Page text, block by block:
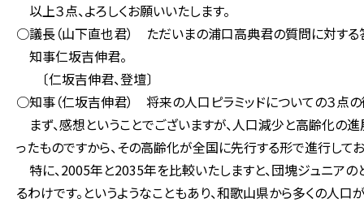
以上３点、よろしくお願いいたします。
○議長（山下直也君） ただいまの浦口高典君の質問に対する
知事仁坂吉伸君。
〔仁坂吉伸君、登壇〕
○知事（仁坂吉伸君） 将来の人口ピラミッドについての３点の
まず、感想ということでございますが、人口減少と高齢化の
ったものですから、その高齢化が全国に先行する形で進行して
特に、2005年と2035年を比較いたしますと、団塊ジュニア
るわけです。というようなこともあり、和歌山県から多くの人